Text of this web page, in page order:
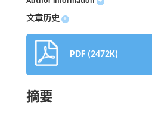
文章历史 +
PDF (2472K)
摘要